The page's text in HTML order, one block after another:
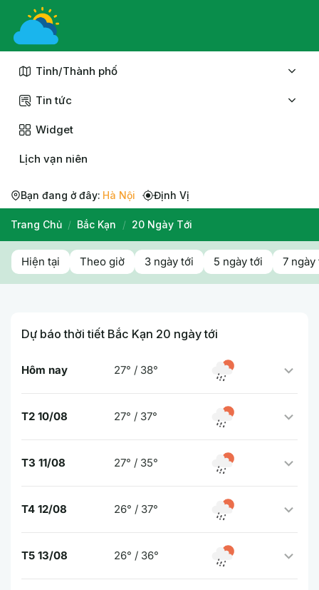
Chuyển
nội
Tỉnh/Thành phố
Tin tức
Widget
Lịch vạn niên
Bạn đang ở đây: Hà Nội Định Vị
Trang Chủ / Bắc Kạn / 20 Ngày Tới
Hiện tại Theo giờ 3 ngày tới 5 ngày tới 7 ngày
Dự báo thời tiết Bắc Kạn 20 ngày tới
Hôm nay 27° / 38°
T2 10/08 27° / 37°
T3 11/08 27° / 35°
T4 12/08 26° / 37°
T5 13/08 26° / 36°